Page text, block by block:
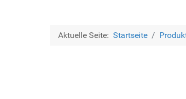
Aktuelle Seite: Startseite